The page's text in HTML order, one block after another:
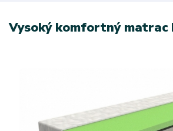
Vysoký komfortný matrac